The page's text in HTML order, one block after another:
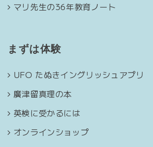
マリ先生の36年教育ノート
まずは体験
UFO たぬきイングリッシュアプリ
廣津留真理の本
英検に受かるには
オンラインショップ